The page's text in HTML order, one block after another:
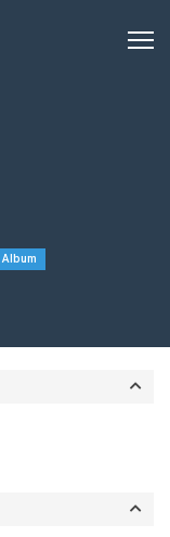
Album